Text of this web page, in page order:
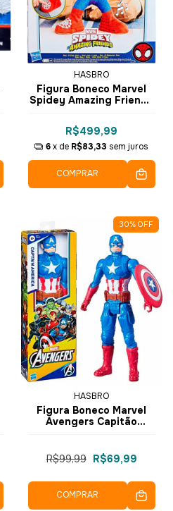
HASBRO
Figura Boneco Marvel
Spidey Amazing Friends
Escala 30cm F6722 -
Hasbro
R$499,99
6 x de R$83,33 sem juros
COMPRAR
30% OFF
HASBRO
Figura Boneco Marvel
Avengers Capitão
R$99,99 R$69,99
COMPRAR